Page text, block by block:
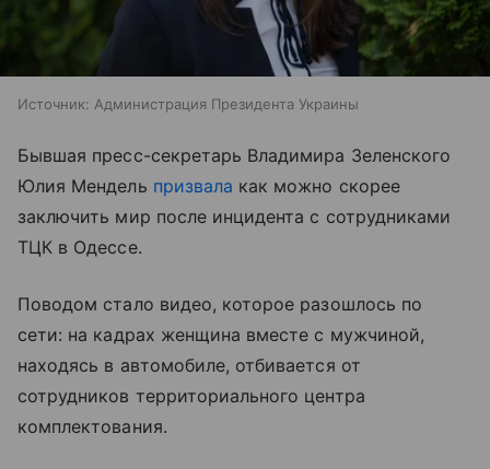
Источник: Администрация Президента Украины
Бывшая пресс-секретарь Владимира Зеленского
Юлия Мендель призвала как можно скорее
заключить мир после инцидента с сотрудниками
ТЦК в Одессе.
Поводом стало видео, которое разошлось по
сети: на кадрах женщина вместе с мужчиной,
находясь в автомобиле, отбивается от
сотрудников территориального центра
комплектования.